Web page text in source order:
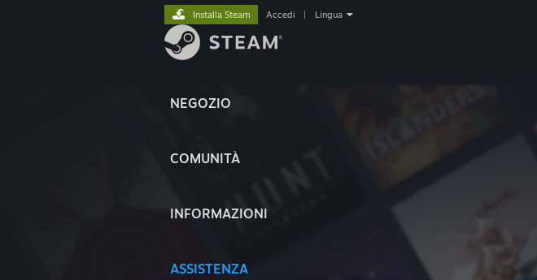
NEGOZIO
COMUNITÀ
INFORMAZIONI
ASSISTENZA
Installa Steam Accedi Lingua